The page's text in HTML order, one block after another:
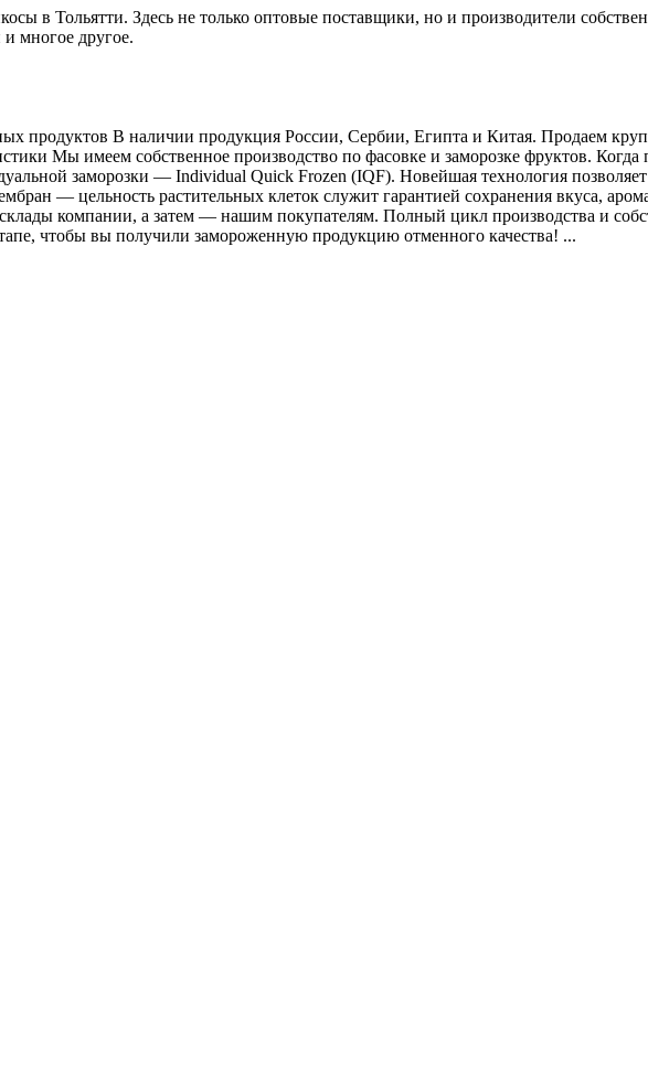
в Тольятти. Здесь не только оптовые поставщики, но и производители
многое другое.
продуктов В наличии продукция России, Сербии, Египта и Китая. Продаем
Мы имеем собственное производство по фасовке и заморозке фруктов. Когда
заморозки — Individual Quick Frozen (IQF). Новейшая технология
— цельность растительных клеток служит гарантией сохранения вкуса,
компании, а затем — нашим покупателям. Полный цикл производства и
чтобы вы получили замороженную продукцию отменного качества! ...